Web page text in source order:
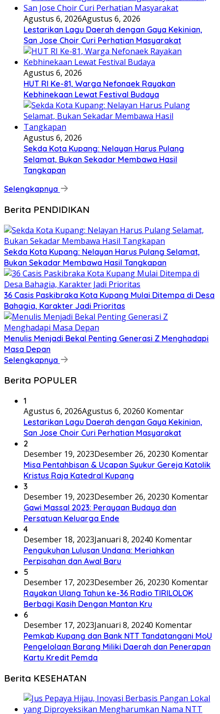
Agustus 6, 2026Agustus 6, 2026
Lestarikan Lagu Daerah dengan Gaya Kekinian,
San Jose Choir Curi Perhatian Masyarakat
Agustus 6, 2026
HUT RI Ke-81, Warga Nefonaek Rayakan
Kebhinekaan Lewat Festival Budaya
Agustus 6, 2026
Sekda Kota Kupang: Nelayan Harus Pulang
Selamat, Bukan Sekadar Membawa Hasil
Tangkapan
Selengkapnya
Berita PENDIDIKAN
Sekda Kota Kupang: Nelayan Harus Pulang Selamat,
Bukan Sekadar Membawa Hasil Tangkapan
36 Casis Paskibraka Kota Kupang Mulai Ditempa di Desa
Bahagia, Karakter Jadi Prioritas
Menulis Menjadi Bekal Penting Generasi Z Menghadapi
Masa Depan
Selengkapnya
Berita POPULER
1
Agustus 6, 2026Agustus 6, 20260 Komentar
Lestarikan Lagu Daerah dengan Gaya Kekinian,
San Jose Choir Curi Perhatian Masyarakat
2
Desember 19, 2023Desember 26, 20230 Komentar
Misa Pentahbisan & Ucapan Syukur Gereja Katolik
Kristus Raja Katedral Kupang
3
Desember 19, 2023Desember 26, 20230 Komentar
Gawi Massal 2023: Perayaan Budaya dan
Persatuan Keluarga Ende
4
Desember 18, 2023Januari 8, 20240 Komentar
Pengukuhan Lulusan Undana: Meriahkan
Perpisahan dan Awal Baru
5
Desember 17, 2023Desember 26, 20230 Komentar
Rayakan Ulang Tahun ke-36 Radio TIRILOLOK
Berbagi Kasih Dengan Mantan Kru
6
Desember 17, 2023Januari 8, 20240 Komentar
Pemkab Kupang dan Bank NTT Tandatangani MoU
Pengelolaan Barang Miliki Daerah dan Penerapan
Kartu Kredit Pemda
Berita KESEHATAN